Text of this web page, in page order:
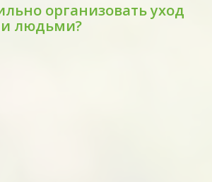
организовать уход
людьми?